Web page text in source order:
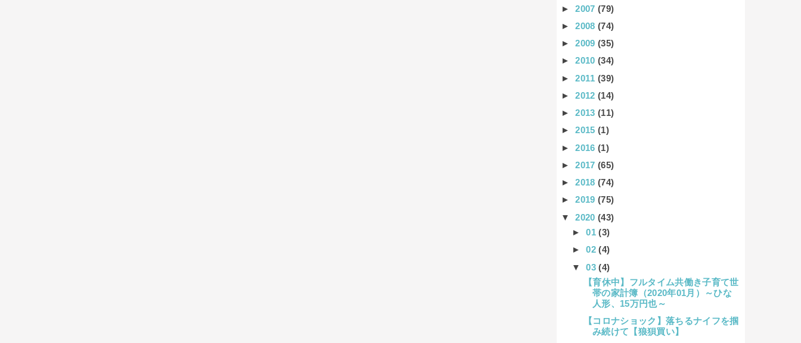
►2007(79)
►2008(74)
►2009(35)
►2010(34)
►2011(39)
►2012(14)
►2013(11)
►2015(1)
►2016(1)
►2017(65)
►2018(74)
►2019(75)
▼2020(43)
►01(3)
►02(4)
▼03(4)
【育休中】フルタイム共働き子育て世
帯の家計簿（2020年01月）～ひな
人形、15万円也～
【コロナショック】落ちるナイフを掴
み続けて【狼狽買い】